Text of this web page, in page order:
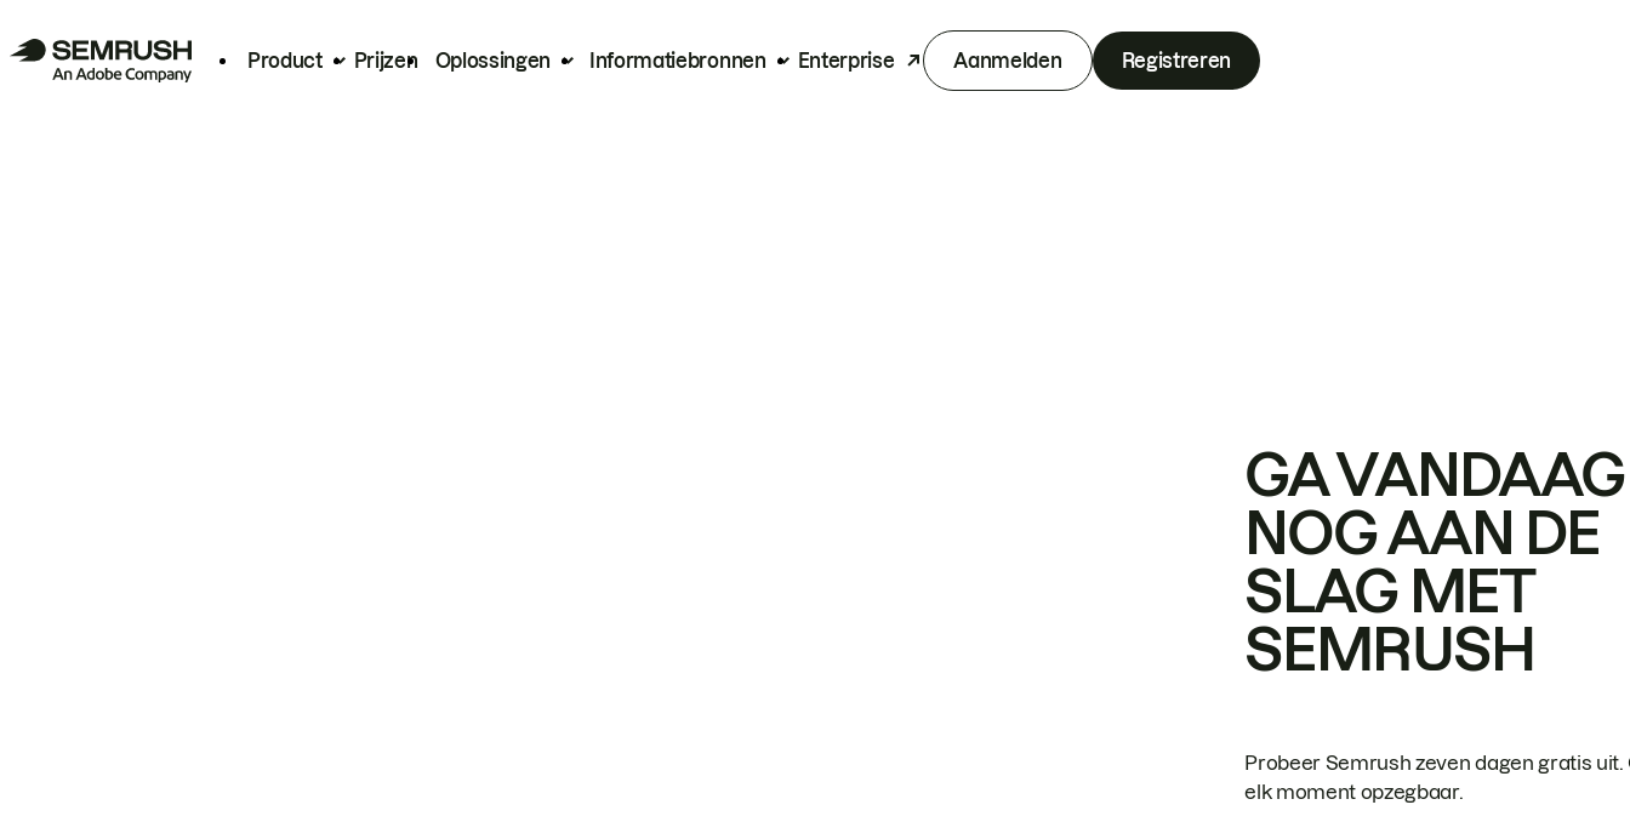
Product Prijzen Oplossingen Informatiebronnen Enterprise Aanmelden Registreren
GA VANDAAG
NOG AAN DE
SLAG MET
SEMRUSH
Probeer Semrush zeven dagen gratis uit.
elk moment opzegbaar.